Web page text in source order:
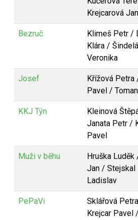
Krejcarová
Bezruč
Klimeš Petr /
Klára /
Veronika
Josef
Křížová Petra
Pavel /
KKJ Týn
Kleinová
Janata Petr /
Pavel
Muži v běhu
Hruška
Jan / Stejskal
Ladislav
PePaVi
Sklářová
Krejcar Pavel /